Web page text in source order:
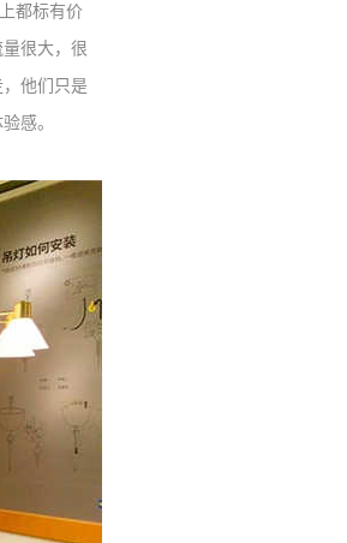
都标有价
很大，很
他们只是
感。